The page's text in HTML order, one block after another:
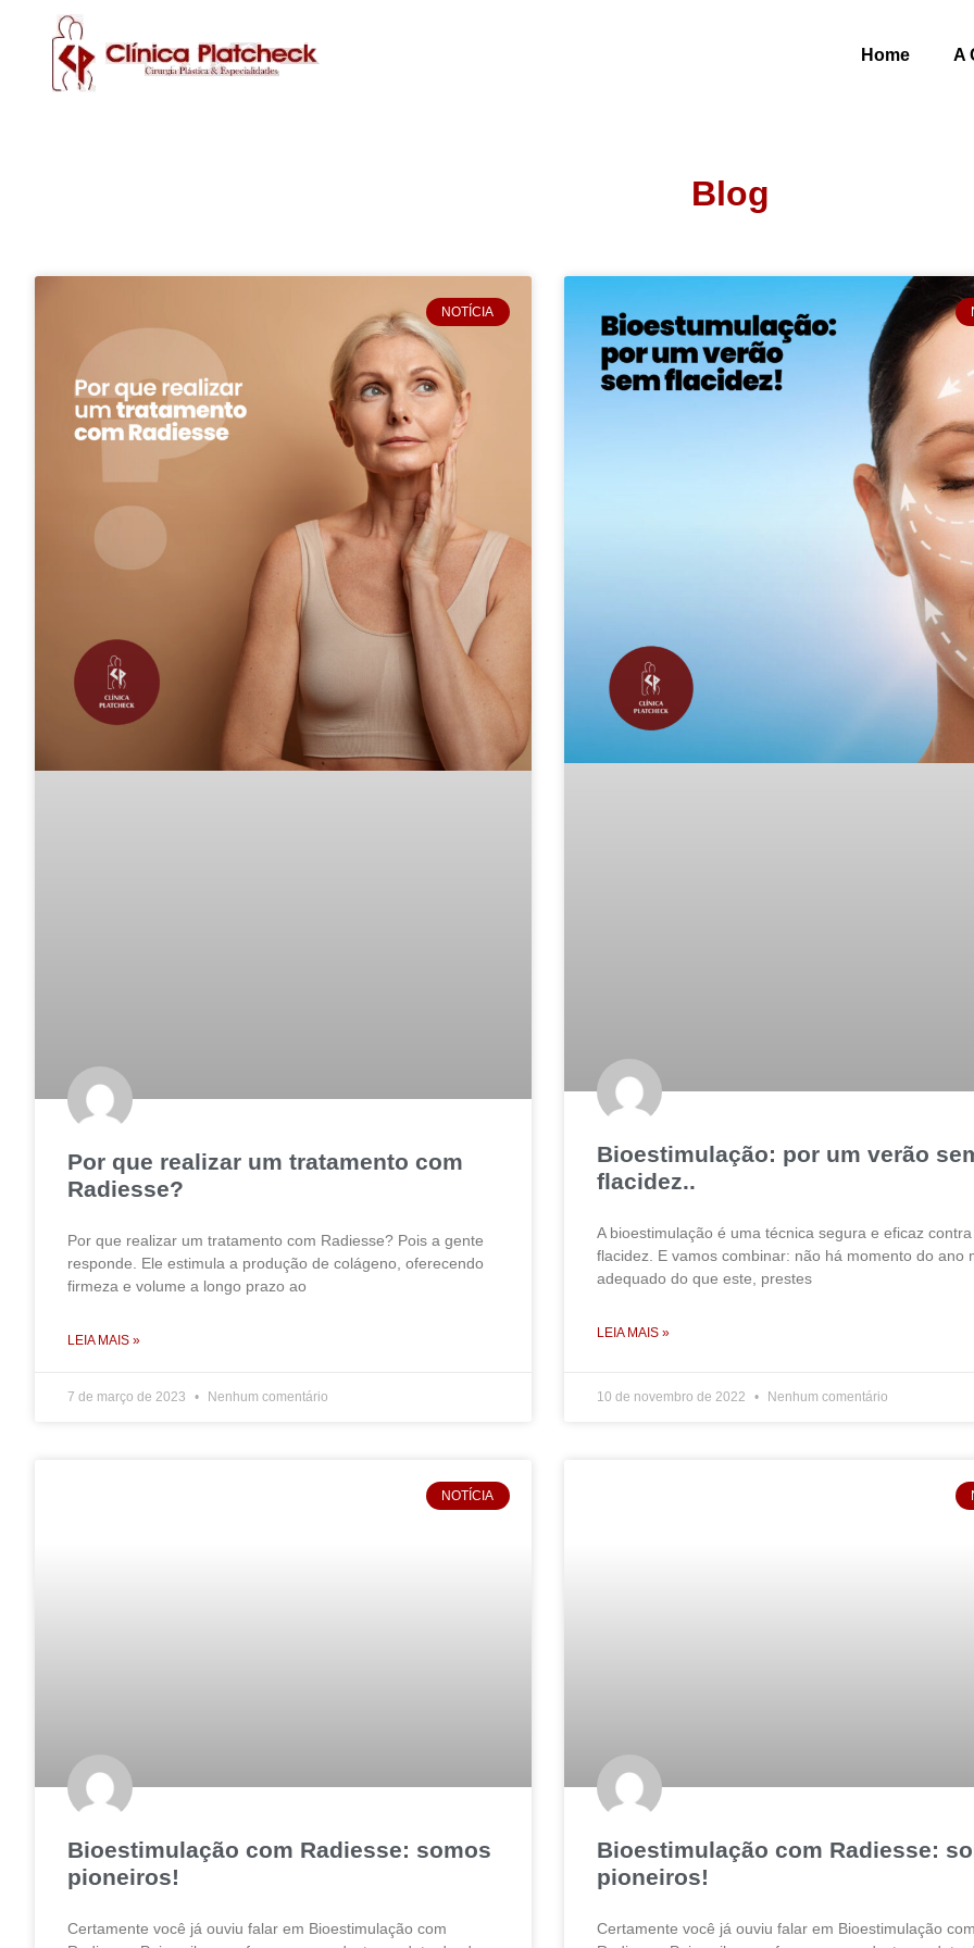
Home A
Blog
NOTÍCIA
Por que realizar um tratamento com
Radiesse?
Por que realizar um tratamento com Radiesse? Pois a gente
responde. Ele estimula a produção de colágeno, oferecendo
firmeza e volume a longo prazo ao
LEIA MAIS »
7 de março de 2023 Nenhum comentário
Bioestimulação: por um verão
flacidez..
A bioestimulação é uma técnica segura e eficaz contra
flacidez. E vamos combinar: não há momento do ano
adequado do que este, prestes
LEIA MAIS »
10 de novembro de 2022 Nenhum comentário
NOTÍCIA
Bioestimulação com Radiesse: somos
pioneiros!
Certamente você já ouviu falar em Bioestimulação com
Bioestimulação com Radiesse:
pioneiros!
Certamente você já ouviu falar em Bioestimulação com